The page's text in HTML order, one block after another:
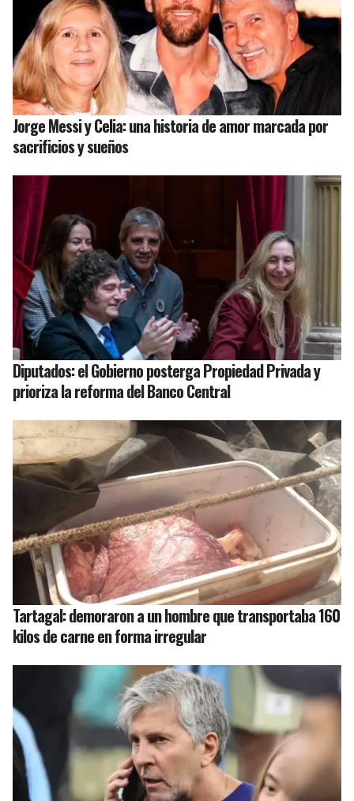
Jorge Messi y Celia: una historia de amor marcada por
sacrificios y sueños
Diputados: el Gobierno posterga Propiedad Privada y
prioriza la reforma del Banco Central
Tartagal: demoraron a un hombre que transportaba 160
kilos de carne en forma irregular